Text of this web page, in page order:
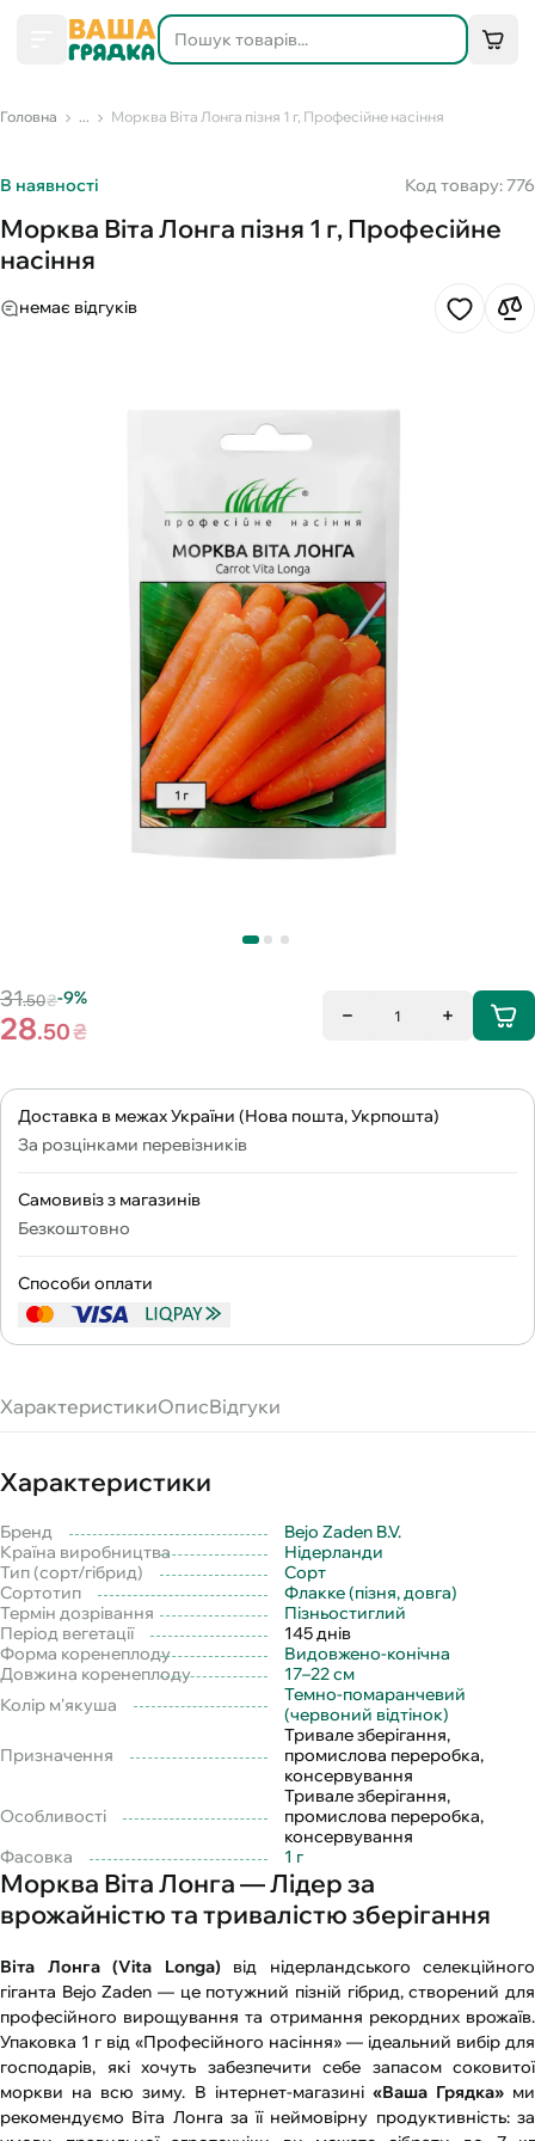
Головна ... Морква Віта Лонга пізня 1 г, Професійне насіння
В наявності Код товару: 776
Морква Віта Лонга пізня 1 г, Професійне
насіння
немає відгуків
31.50₴-9%
28.50₴
1
Доставка в межах України (Нова пошта, Укрпошта)
За розцінками перевізників
Самовивіз з магазинів
Безкоштовно
Способи оплати
ХарактеристикиОписВідгуки
Характеристики
Бренд
Bejo Zaden B.V.
Країна виробництва
Нідерланди
Тип (сорт/гібрид)
Сорт
Сортотип
Флакке (пізня, довга)
Термін дозрівання
Пізньостиглий
Період вегетації
145 днів
Форма коренеплоду
Видовжено-конічна
Довжина коренеплоду
17–22 см
Колір м'якуша
Темно-помаранчевий
(червоний відтінок)
Призначення
Тривале зберігання,
промислова переробка,
консервування
Особливості
Тривале зберігання,
промислова переробка,
консервування
Фасовка
1 г
Морква Віта Лонга — Лідер за
врожайністю та тривалістю зберігання
Віта Лонга (Vita Longa)від нідерландського селекційного
гіганта Bejo Zaden — це потужний пізній гібрид, створений для
професійного вирощування та отримання рекордних врожаїв.
Упаковка 1 г від «Професійного насіння» — ідеальний вибір для
господарів, які хочуть забезпечити себе запасом соковитої
моркви на всю зиму. В інтернет-магазині «Ваша Грядка»ми
рекомендуємо Віта Лонга за її неймовірну продуктивність: за